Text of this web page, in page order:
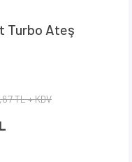
Turbo Ateş
TL + KDV